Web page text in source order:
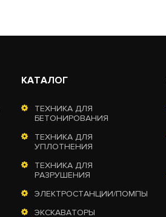
КАТАЛОГ
ТЕХНИКА ДЛЯ
БЕТОНИРОВАНИЯ
ТЕХНИКА ДЛЯ
УПЛОТНЕНИЯ
ТЕХНИКА ДЛЯ
РАЗРУШЕНИЯ
ЭЛЕКТРОСТАНЦИИ/ПОМПЫ
ЭКСКАВАТОРЫ